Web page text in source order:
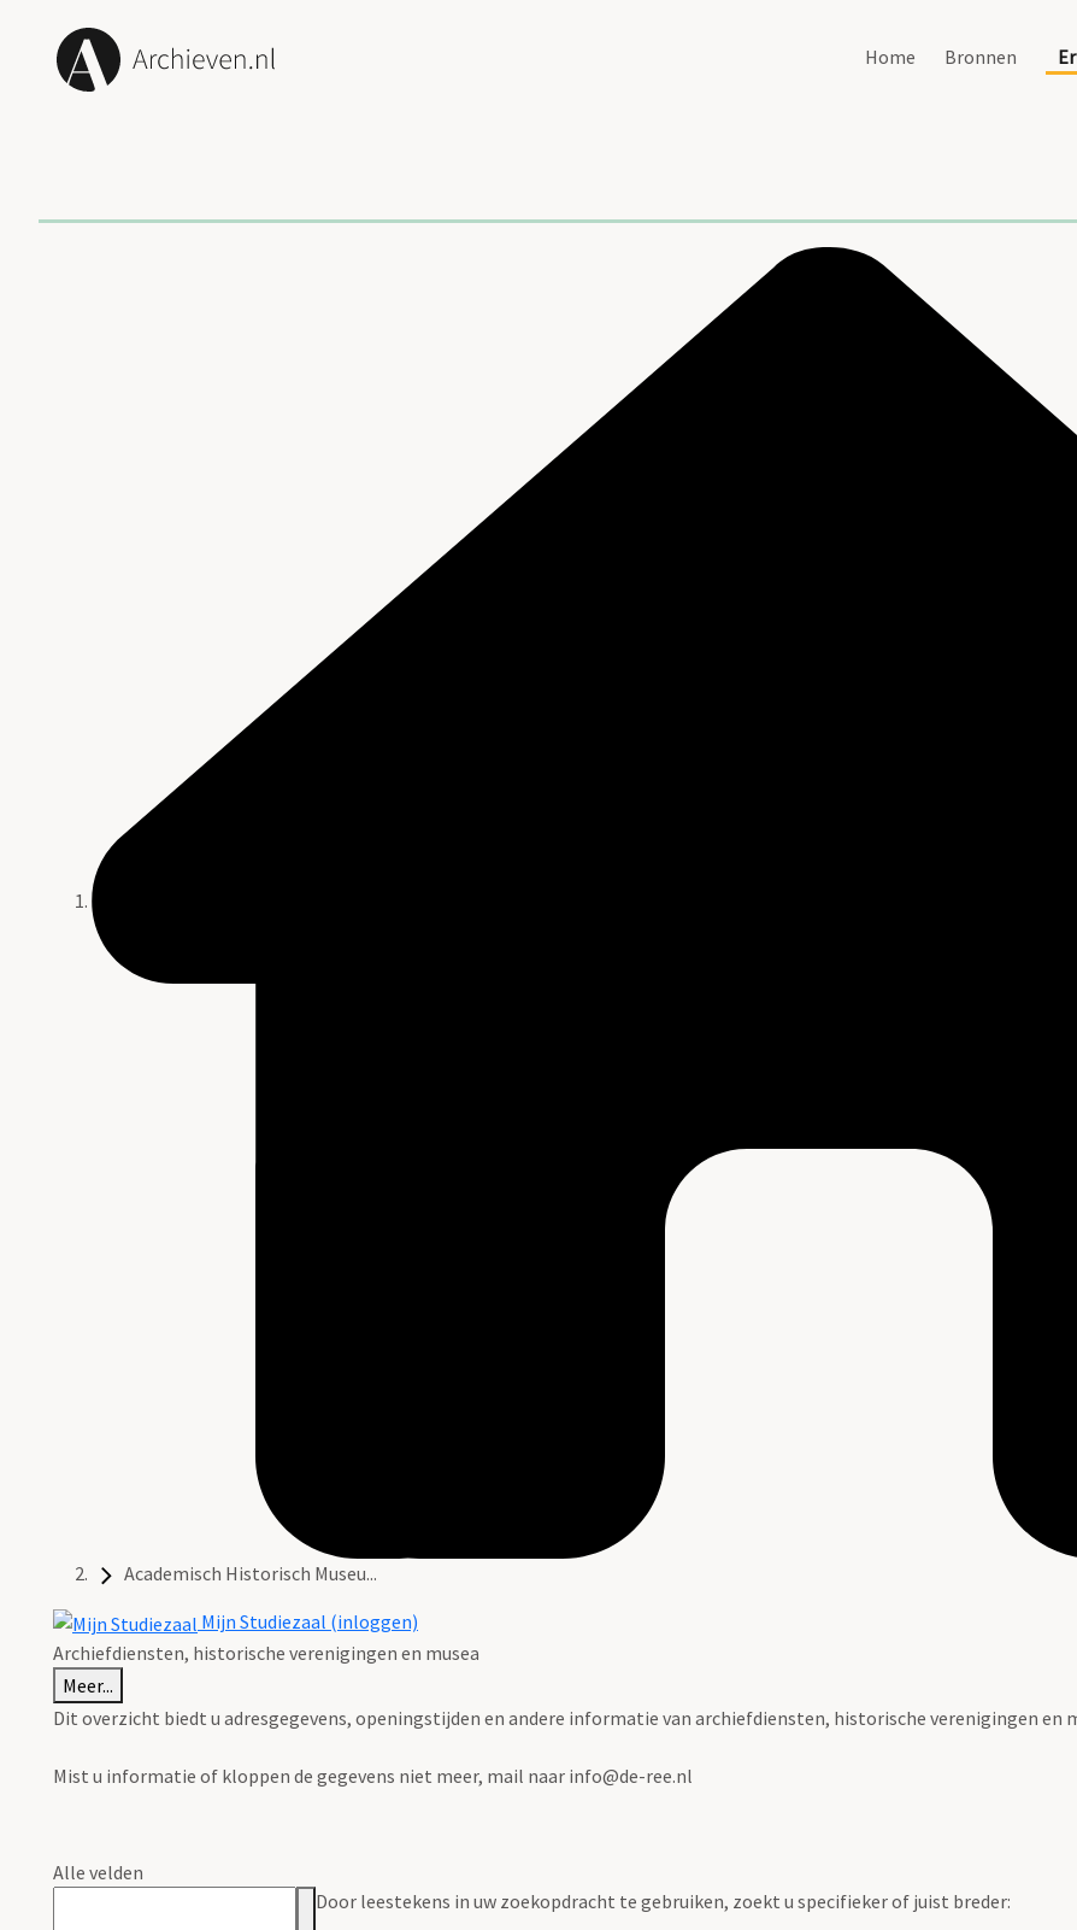
Home Bronnen
Academisch Historisch Museu...
Mijn Studiezaal (inloggen)
Archiefdiensten, historische verenigingen en musea
Meer...
Dit overzicht biedt u adresgegevens, openingstijden en andere informatie van archiefdiensten, historische verenigingen en
Mist u informatie of kloppen de gegevens niet meer, mail naar info@de-ree.nl
Alle velden
Door leestekens in uw zoekopdracht te gebruiken, zoekt u specifieker of juist breder: